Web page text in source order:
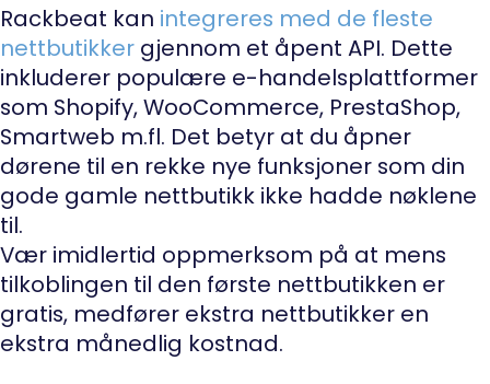
Rackbeat kan integreres med de fleste
nettbutikker gjennom et åpent API. Dette
inkluderer populære e-handelsplattformer
som Shopify, WooCommerce, PrestaShop,
Smartweb m.fl. Det betyr at du åpner
dørene til en rekke nye funksjoner som din
gode gamle nettbutikk ikke hadde nøklene
til.
Vær imidlertid oppmerksom på at mens
tilkoblingen til den første nettbutikken er
gratis, medfører ekstra nettbutikker en
ekstra månedlig kostnad.